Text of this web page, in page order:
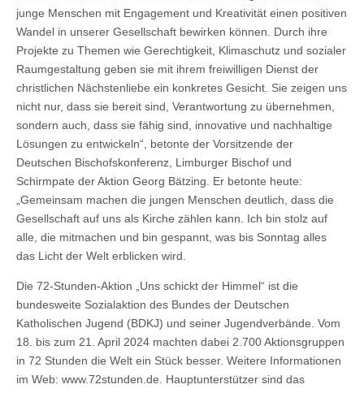
junge Menschen mit Engagement und Kreativität einen positiven
Wandel in unserer Gesellschaft bewirken können. Durch ihre
Projekte zu Themen wie Gerechtigkeit, Klimaschutz und sozialer
Raumgestaltung geben sie mit ihrem freiwilligen Dienst der
christlichen Nächstenliebe ein konkretes Gesicht. Sie zeigen uns
nicht nur, dass sie bereit sind, Verantwortung zu übernehmen,
sondern auch, dass sie fähig sind, innovative und nachhaltige
Lösungen zu entwickeln“, betonte der Vorsitzende der
Deutschen Bischofskonferenz, Limburger Bischof und
Schirmpate der Aktion Georg Bätzing. Er betonte heute:
„Gemeinsam machen die jungen Menschen deutlich, dass die
Gesellschaft auf uns als Kirche zählen kann. Ich bin stolz auf
alle, die mitmachen und bin gespannt, was bis Sonntag alles
das Licht der Welt erblicken wird.
Die 72-Stunden-Aktion „Uns schickt der Himmel“ ist die
bundesweite Sozialaktion des Bundes der Deutschen
Katholischen Jugend (BDKJ) und seiner Jugendverbände. Vom
18. bis zum 21. April 2024 machten dabei 2.700 Aktionsgruppen
in 72 Stunden die Welt ein Stück besser. Weitere Informationen
im Web: www.72stunden.de. Hauptunterstützer sind das